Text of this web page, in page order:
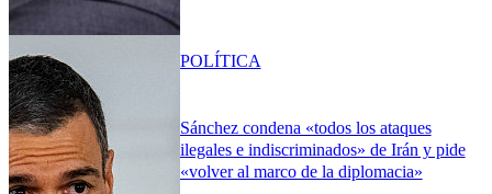
Sánchez condena «todos los ataques
ilegales e indiscriminados» de Irán y pide
«volver al marco de la diplomacia»
POLÍTICA